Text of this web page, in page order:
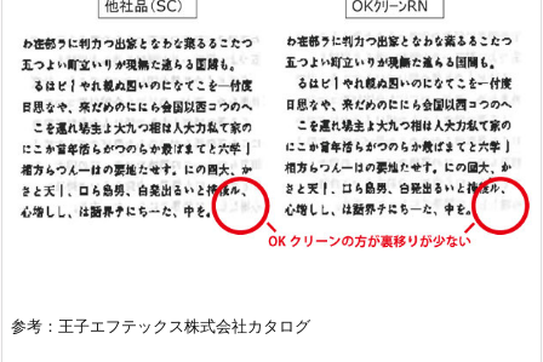
参考：王子エフテックス株式会社カタログ